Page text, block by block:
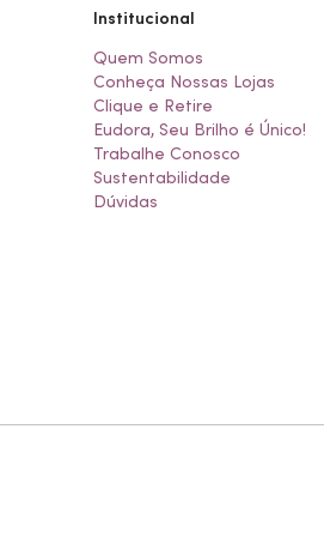
Institucional
Quem Somos
Conheça Nossas Lojas
Clique e Retire
Eudora, Seu Brilho é Único!
Trabalhe Conosco
Sustentabilidade
Dúvidas